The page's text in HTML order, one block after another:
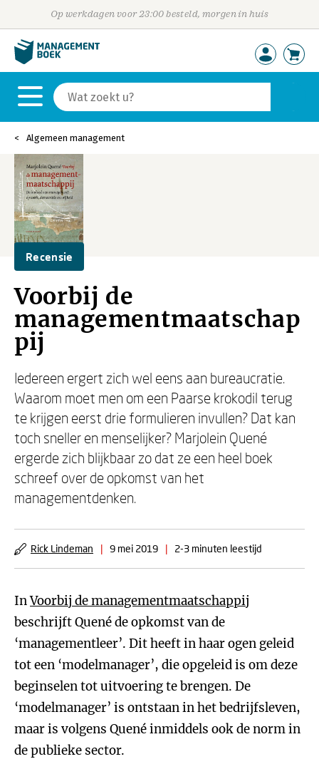
Op werkdagen voor 23:00 besteld, morgen in huis
Algemeen management
Recensie
Voorbij de
managementmaatschap
pij
Iedereen ergert zich wel eens aan bureaucratie.
Waarom moet men om een Paarse krokodil terug
te krijgen eerst drie formulieren invullen? Dat kan
toch sneller en menselijker? Marjolein Quené
ergerde zich blijkbaar zo dat ze een heel boek
schreef over de opkomst van het
managementdenken.
Rick Lindeman | 9 mei 2019 | 2-3 minuten leestijd
InVoorbij de managementmaatschappij
beschrijft Quené de opkomst van de
‘managementleer’. Dit heeft in haar ogen geleid
tot een ‘modelmanager’, die opgeleid is om deze
beginselen tot uitvoering te brengen. De
‘modelmanager’ is ontstaan in het bedrijfsleven,
maar is volgens Quené inmiddels ook de norm in
de publieke sector.